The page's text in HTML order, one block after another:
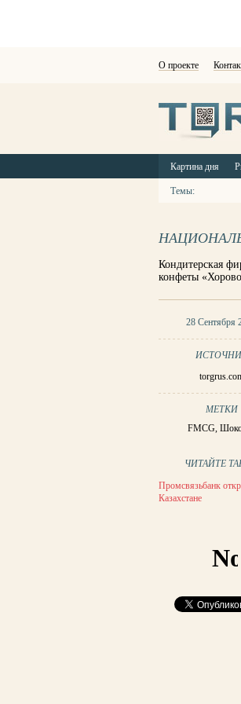
О проекте
Картина дня
Темы:
Кондитерская
конфеты
28 Сентября
МЕТКИ
FMCG,
ЧИТАЙТЕ
Промсвязьбанк
Казахстане